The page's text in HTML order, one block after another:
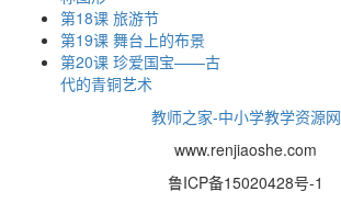
第18课 旅游节
第19课 舞台上的布景
第20课 珍爱国宝——古
代的青铜艺术
教师之家-中小学教学资源网
www.renjiaoshe.com
鲁ICP备15020428号-1